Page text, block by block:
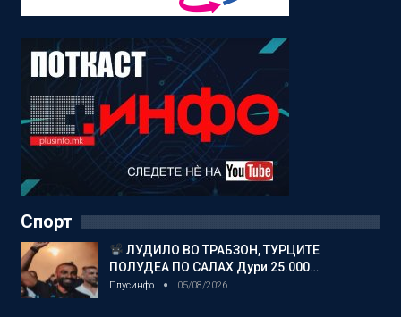
Спорт
ЛУДИЛО ВО ТРАБЗОН, ТУРЦИТЕ
ПОЛУДЕА ПО САЛАХ Дури 25.000…
Плусинфо 05/08/2026